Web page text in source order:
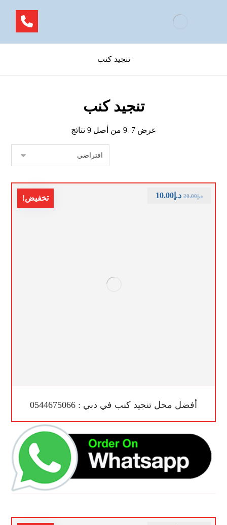
تنجيد كنب
تنجيد كنب
عرض 7–9 من أصل 9 نتائج
تخفيض!
أفضل محل تنجيد كنب في دبي : 0544675066
د.إ20.00 د.إ10.00